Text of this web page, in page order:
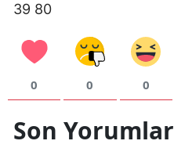
39 80
0 0 0
Son Yorumlar